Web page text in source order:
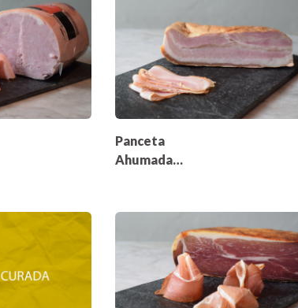
Panceta
Ahumada